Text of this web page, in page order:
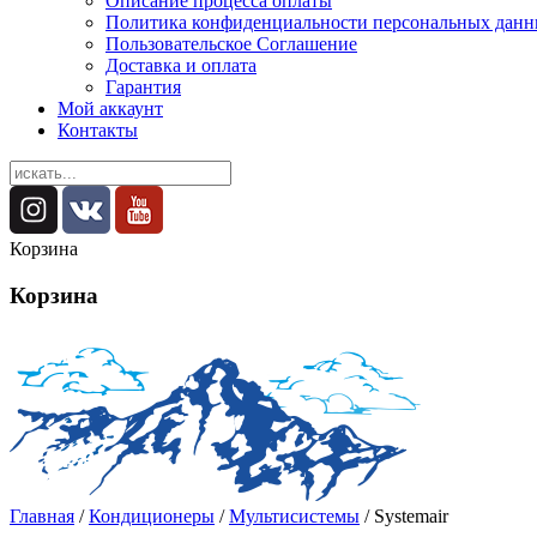
Политика конфиденциальности персональных
Пользовательское Соглашение
Доставка и оплата
Гарантия
Мой аккаунт
Контакты
Корзина
Корзина
Главная /Кондиционеры /Мультисистемы / Systemair